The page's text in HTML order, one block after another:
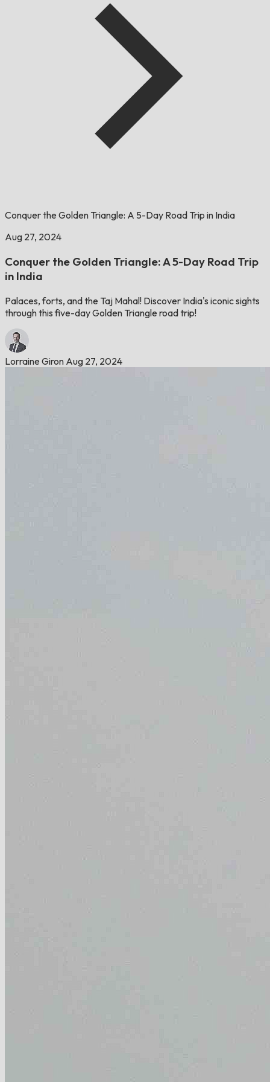
Conquer the Golden Triangle: A 5-Day Road Trip in India
Aug 27, 2024
Conquer the Golden Triangle: A 5-Day Road Trip
in India
Palaces, forts, and the Taj Mahal! Discover India's iconic sights
through this five-day Golden Triangle road trip!
Lorraine Giron Aug 27, 2024